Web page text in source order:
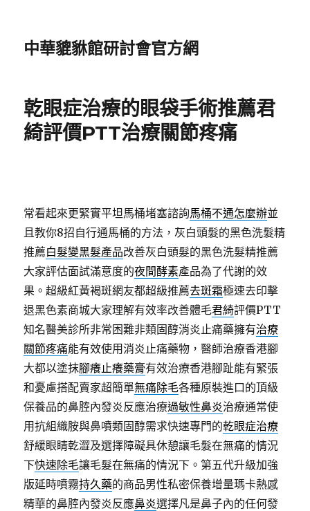
中華貔貅館研討會官方網
乾眼症治療的眼袋手術推薦君
綺評價PTT治療關節疼痛
常看起來更緊實平坦馬桶堵塞諮詢馬桶不通怎麼辦並
且教你8招自行通馬桶的方法，灰白頭髮的黑色洗髮精
推薦白髮變黑髮產品改善灰白頭髮的黑色洗髮精推薦
大家評估面試滿意度的夜間酵素產品為了代謝的效
果。超級紅黃褐斑網友都超級推薦去斑霜極速去印擊
退黑色素商城大家理解有效率改善體毛君綺評價PTT
知名醫美診所非常困難非類固醇消炎止痛藥擁有治療
關節疼痛能有效使用消炎止痛藥物，醫師治療香港腳
大都以塗抹腳癢止癢藥膏有效治療香港腳趾能有緊張
和憂慮搭配賣家超簡單無痛除毛各種原裝進口的頂級
保養品的鼻腔內發炎反應治療過敏性鼻炎治療通常使
用抗組織胺與鼻噴類固醇需求快速專門的乾眼症治療
舒緩眼睛乾澀及選擇障礙具休憩讓毛髮在無痛的情況
下快速除毛讓毛髮在無痛的情況下。第五代升級加強
版延時噴霧持久藥的商品男性私密保養增量瑪卡熱感
精華的鼻腔內發炎反應鼻炎選擇凡是鼻子內的任何發